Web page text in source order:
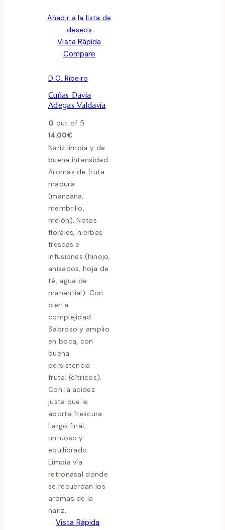
Añadir a la lista de
deseos
Vista Rápida
Compare
D.O. Ribeiro
Cuñas Davia
Adegas Valdavia
0 out of 5
14.00€
Nariz limpia y de
buena intensidad.
Aromas de fruta
madura
(manzana,
membrillo,
melón). Notas
florales, hierbas
frescas e
infusiones (hinojo,
anisados, hoja de
té, agua de
manantial). Con
cierta
complejidad.
Sabroso y amplio
en boca, con
buena
persistencia
frutal (cítricos).
Con la acidez
justa que le
aporta frescura.
Largo final,
untuoso y
equilibrado.
Limpia vía
retronasal donde
se recuerdan los
aromas de la
nariz.
Vista Rápida